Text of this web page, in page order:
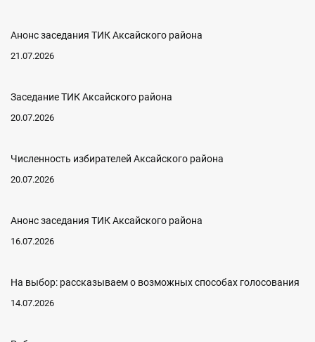
Анонс заседания ТИК Аксайского района
21.07.2026
Заседание ТИК Аксайского района
20.07.2026
Численность избирателей Аксайского района
20.07.2026
Анонс заседания ТИК Аксайского района
16.07.2026
На выбор: рассказываем о возможных способах голосования
14.07.2026